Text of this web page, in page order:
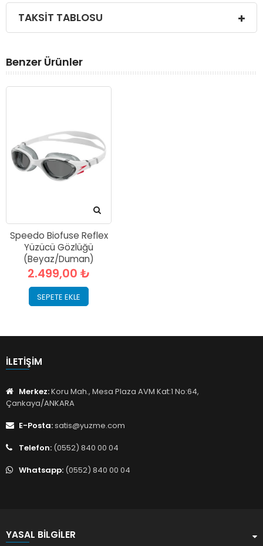
TAKSIT TABLOSU
Benzer Ürünler
Speedo Biofuse Reflex
Yüzücü Gözlüğü
(Beyaz/Duman)
2.499,00 ₺
SEPETE EKLE
İLETIŞIM
Merkez:Koru Mah., Mesa Plaza AVM Kat:1 No:64,
Çankaya/ANKARA
E-Posta:satis@yuzme.com
Telefon: (0552) 840 00 04
Whatsapp: (0552) 840 00 04
YASAL BILGILER